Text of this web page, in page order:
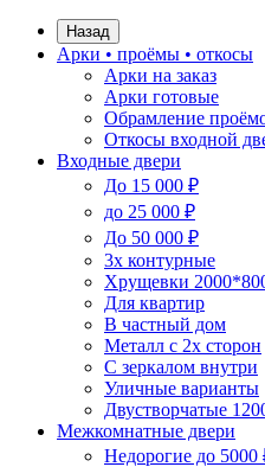
Назад
Арки • проёмы • откосы
Арки на заказ
Арки готовые
Обрамление
Откосы входной
Входные двери
До 15 000 ₽
до 25 000 ₽
До 50 000 ₽
3х контурные
Хрущевки
Для квартир
В частный дом
Металл с 2х сторон
С зеркалом внутри
Уличные варианты
Двустворчатые
Межкомнатные двери
Недорогие до 5000